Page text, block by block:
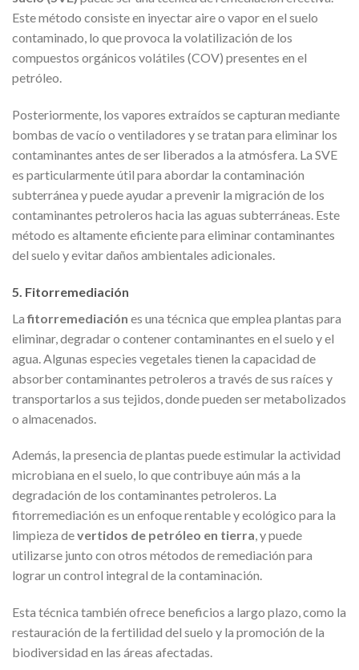
Este método consiste en inyectar aire o vapor en el suelo
contaminado, lo que provoca la volatilización de los
compuestos orgánicos volátiles (COV) presentes en el
petróleo.
Posteriormente, los vapores extraídos se capturan mediante
bombas de vacío o ventiladores y se tratan para eliminar los
contaminantes antes de ser liberados a la atmósfera. La SVE
es particularmente útil para abordar la contaminación
subterránea y puede ayudar a prevenir la migración de los
contaminantes petroleros hacia las aguas subterráneas. Este
método es altamente eficiente para eliminar contaminantes
del suelo y evitar daños ambientales adicionales.
5. Fitorremediación
Lafitorremediación es una técnica que emplea plantas para
eliminar, degradar o contener contaminantes en el suelo y el
agua. Algunas especies vegetales tienen la capacidad de
absorber contaminantes petroleros a través de sus raíces y
transportarlos a sus tejidos, donde pueden ser metabolizados
o almacenados.
Además, la presencia de plantas puede estimular la actividad
microbiana en el suelo, lo que contribuye aún más a la
degradación de los contaminantes petroleros. La
fitorremediación es un enfoque rentable y ecológico para la
limpieza devertidos de petróleo en tierra, y puede
utilizarse junto con otros métodos de remediación para
lograr un control integral de la contaminación.
Esta técnica también ofrece beneficios a largo plazo, como la
restauración de la fertilidad del suelo y la promoción de la
biodiversidad en las áreas afectadas.